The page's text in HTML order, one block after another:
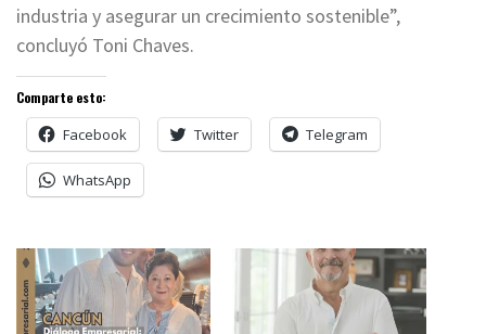
industria y asegurar un crecimiento sostenible”,
concluyó Toni Chaves.
Comparte esto:
Facebook Twitter Telegram
WhatsApp